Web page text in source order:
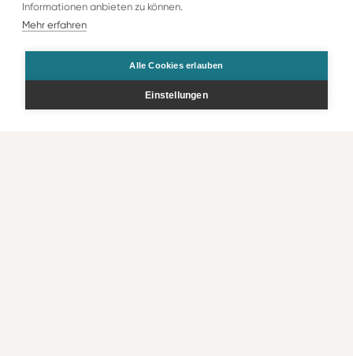
Informationen anbieten zu können.
Mehr erfahren
Alle Cookies erlauben
Einstellungen